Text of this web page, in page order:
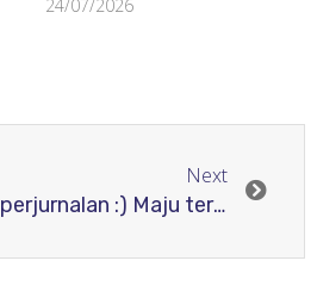
24/07/2026
Next
Relawan Jurnal Indonesia Kawalisasi dalam dunia perjurnalan :) Maju terus